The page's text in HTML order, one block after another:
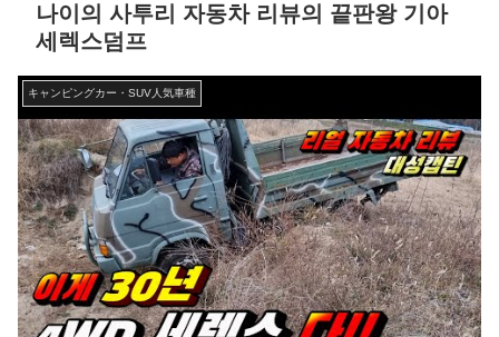
나이의 사투리 자동차 리뷰의 끝판왕 기아
세렉스덤프
キャンピングカー・SUV人気車種